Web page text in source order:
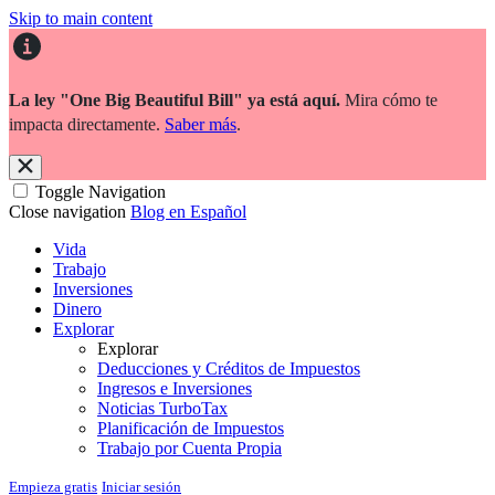
Skip to main content
La ley "One Big Beautiful Bill" ya está aquí. Mira cómo te
impacta directamente. Saber más.
Toggle Navigation
Close navigation Blog en Español
Vida
Trabajo
Inversiones
Dinero
Explorar
Explorar
Deducciones y Créditos de Impuestos
Ingresos e Inversiones
Noticias TurboTax
Planificación de Impuestos
Trabajo por Cuenta Propia
Empieza gratis Iniciar sesión